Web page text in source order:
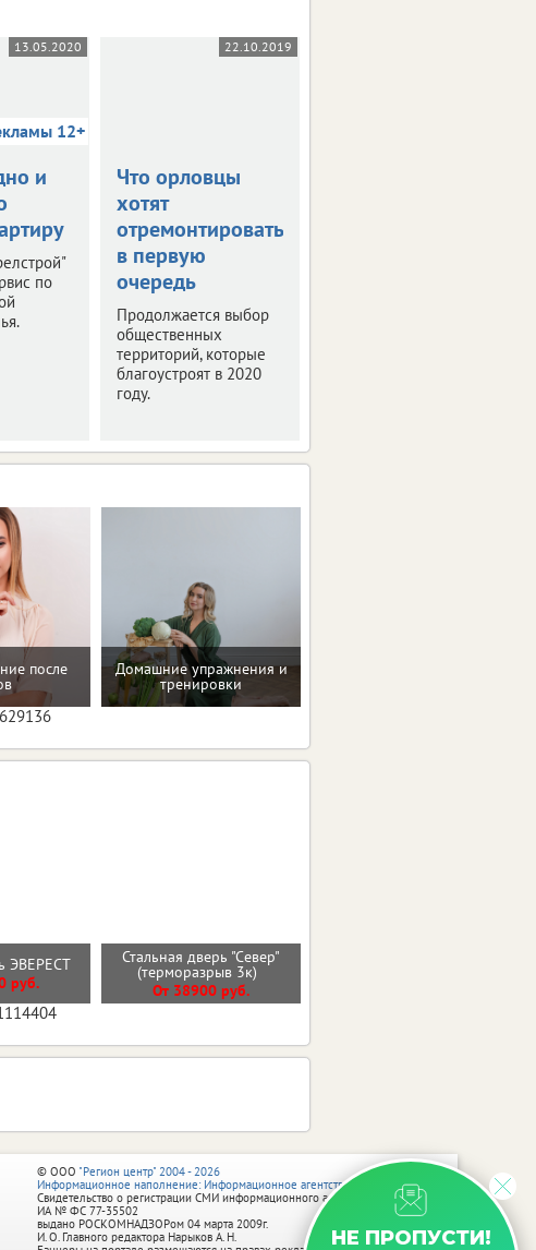
13.05.2020
12+
и
по
22.10.2019
Что орловцы
хотят
отремонтировать
в первую
очередь
Продолжается выбор
общественных
территорий, которые
благоустроят в 2020
году.
после Домашние упражнения и
тренировки
ЭВЕРЕСТ
руб.
Стальная дверь "Север"
(терморазрыв 3к)
От 38900 руб.
НЕ ПРОПУСТИ!
© ООО "Регион центр" 2004 - 2026
Информационное наполнение: Информационное агентство vRossii.ru
Свидетельство о регистрации СМИ информационного агентства vRossii.ru
ИА № ФС 77‑35502
выдано РОСКОМНАДЗОРом 04 марта 2009г.
И. О. Главного редактора Нарыков А. Н.